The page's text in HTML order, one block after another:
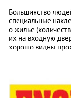
Большинство
специальные
о жилье
их на входную
хорошо видны